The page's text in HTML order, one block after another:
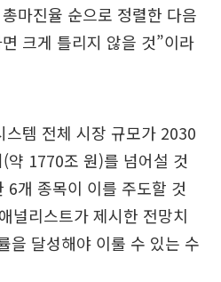
마진율 순으로 정렬한 다음
크게 틀리지 않을 것”이라
스템 전체 시장 규모가 2030
약 1770조 원)를 넘어설 것
6개 종목이 이를 주도할 것
널리스트가 제시한 전망치
을 달성해야 이룰 수 있는 수